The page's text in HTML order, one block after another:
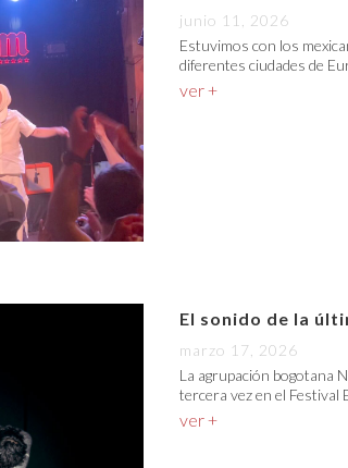
junio 11, 2026
Estuvimos con los
diferentes ciudades de
ver +
El sonido de la
marzo 17, 2026
La agrupación bogotana
tercera vez en el Festival
ver +